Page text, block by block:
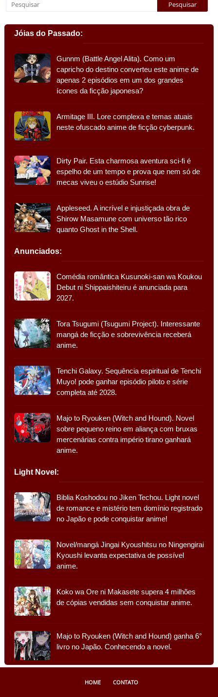
Jóias do Passado:
Gunnm (Battle Angel Alita). Como um
capricho do destino converteu este anime de
apenas 2 episódios em um dos grandes
ícones da ficção japonesa?
Armitage III. Lore complexa e temas atuais
neste ofuscado anime de ficção cyberpunk.
Dirty Pair. Esta charmosa aventura sci-fi é
espelho de um tempo e prova que nem só de
mecas viveu o estúdio Sunrise!
Appleseed. A incrível e injustiçada obra de
Shirow Masamune com universo tão rico
quanto Ghost in the Shell.
Anunciados:
Comédia romântica Kusunoki-san wa Koukou
Debut ni Shippaishiteiru é anunciada para
2027.
Tora Tsugumi (Tsugumi Project). Interessante
mangá de ficção e sobrevivência receberá
anime.
Tenchi Galaxy. Sequência espiritual de Tenchi
Muyo! pode ganhar episódio piloto e série
completa até 2028.
Majo to Ryouken (Witch and Hound). Novel
sobre pequeno reino em aliança com bruxas
mercenárias contra império tirano ganhará
anime.
Light Novel:
Biblia Koshodou no Jiken Techou. Light novel
de romance e mistério tem domínio registrado
no Japão e pode conquistar anime!
Novel/mangá Jingai Kyoushitsu no Ningengirai
Kyoushi levanta expectativa de possível
anime.
Koko wa Ore ni Makasete supera 4 milhões
de cópias vendidas sem conquistar anime.
Majo to Ryouken (Witch and Hound) ganha 6°
livro no Japão. Conhecendo a novel.
HOME CONTATO